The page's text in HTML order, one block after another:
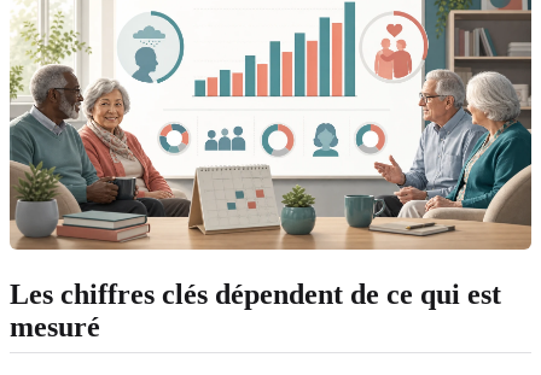
Les chiffres clés dépendent de ce qui est
mesuré